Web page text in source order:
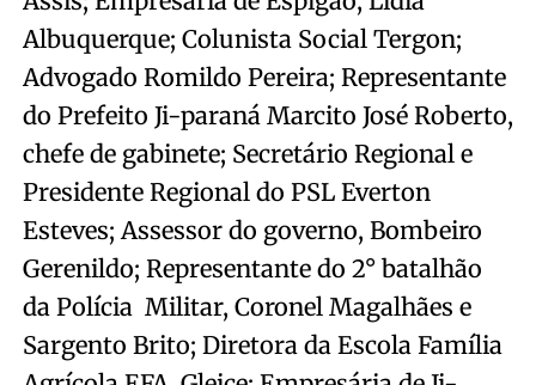
Albuquerque; Colunista Social Tergon;
Advogado Romildo Pereira; Representante
do Prefeito Ji-paraná Marcito José Roberto,
chefe de gabinete; Secretário Regional e
Presidente Regional do PSL Everton
Esteves; Assessor do governo, Bombeiro
Gerenildo; Representante do 2° batalhão
da Polícia Militar, Coronel Magalhães e
Sargento Brito; Diretora da Escola Família